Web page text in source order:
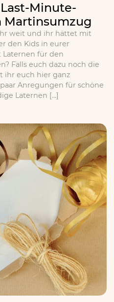
Minute-
Martinsumzug
weit und ihr hättet mit
den Kids in eurer
für den
Falls euch dazu noch die
ihr euch hier ganz
Anregungen für schöne
Laternen […]